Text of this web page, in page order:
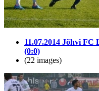
11.07.2014 Jõhvi FC
(0:0)
(22 images)